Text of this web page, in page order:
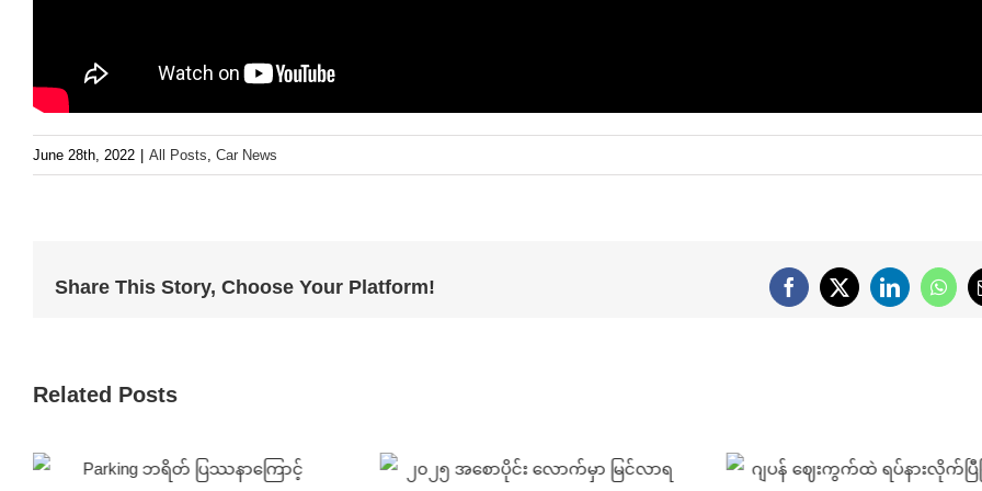
June 28th, 2022 All Posts Car News
Share This Story, Choose Your Platform! Facebook
X LinkedIn
Related Posts